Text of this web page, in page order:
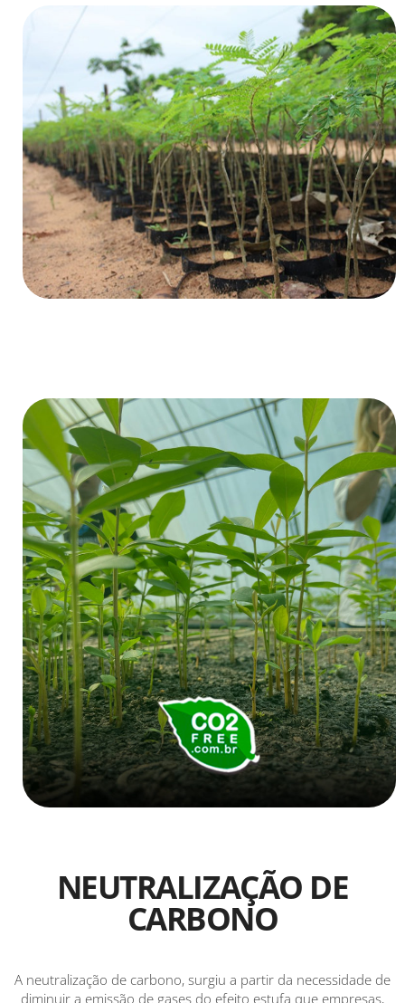
NEUTRALIZAÇÃO DE
CARBONO
A neutralização de carbono, surgiu a partir da necessidade de
diminuir a emissão de gases do efeito estufa que empresas,